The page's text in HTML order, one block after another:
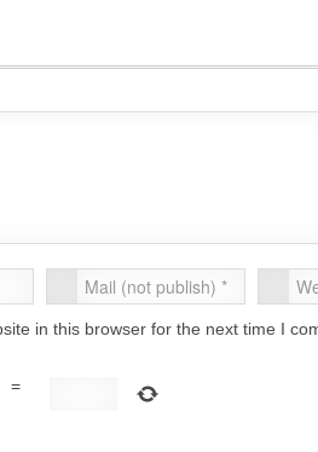
in this browser for the next time I
=